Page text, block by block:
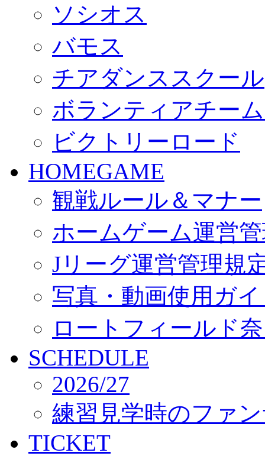
ソシオス
バモス
チアダンススクール
ボランティアチー
ビクトリーロード
HOMEGAME
観戦ルール＆マナー
ホームゲーム運営
Jリーグ運営管理規
写真・動画使用ガ
ロートフィールド
SCHEDULE
2026/27
練習見学時のファ
TICKET